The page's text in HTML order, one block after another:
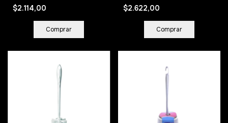
$2.114,00 $2.622,00